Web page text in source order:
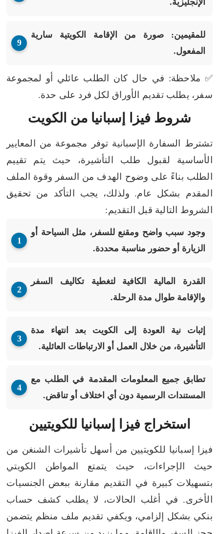
للمقيمين: صورة من الإقامة الكويتية سارية
المفعول.
✅ ملاحظة: في حال كان الطلب عائلي أو لمجموعة
سفر، يطلب تقديم الأوراق لكل فرد على حدة.
شروط فيزا إسبانيا من الكويت
تشترط السفارة الإسبانية توفر مجموعة من المعايير
الأساسية لقبول طلب التأشيرة، حيث يتم تقييم
الطلب بناءً على وضوح الهدف من السفر وقوة الملف
المقدم بشكل عام. ولذلك، يجب التأكد من تحقيق
الشروط التالية قبل التقديم:
وجود سبب واضح ومقنع للسفر، مثل السياحة أو
الزيارة أو حضور مناسبة محددة.
القدرة المالية الكافية لتغطية تكاليف السفر
والإقامة طوال مدة الرحلة.
إثبات نية العودة إلى الكويت بعد انتهاء مدة
التأشيرة، من خلال العمل أو الارتباطات العائلية.
تطابق جميع المعلومات المقدمة في الطلب مع
المستندات الرسمية دون أي اختلاف أو تناقض.
استخراج فيزا إسبانيا للكويتيين
فيزا إسبانيا للكويتيين من أسهل تأشيرات الشنغن من
حيث الإجراءات، حيث يتمتع المواطن الكويتي
بتسهيلات كبيرة في التقديم مقارنة ببعض الجنسيات
الأخرى. في أغلب الحالات، لا يطلب كشف حساب
بنكي بشكل إلزامي، ويكفي تقديم ملف منظم يتضمن